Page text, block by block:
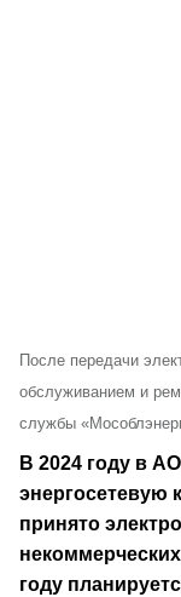
После передачи
обслуживанием и
службы
В 2024 году в
принято
году